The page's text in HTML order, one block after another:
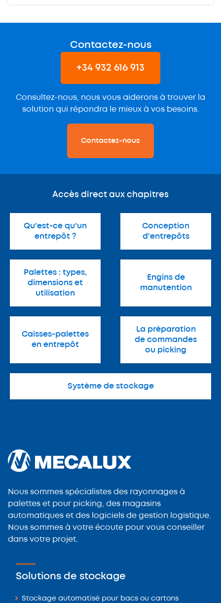
Contactez-nous
+34 932 616 913
Consultez-nous, nous vous aiderons à trouver la
solution qui répondra le mieux à vos besoins.
Contactez-nous
Accès direct aux chapitres
Qu'est-ce qu'un
entrepôt ?
Conception
d'entrepôts
Palettes : types,
dimensions et
utilisation
Engins de
manutention
Caisses-palettes
en entrepôt
La préparation
de commandes
ou picking
Système de stockage
Nous sommes spécialistes des rayonnages à
palettes et pour picking, des magasins
automatiques et des logiciels de gestion logistique.
Nous sommes à votre écoute pour vous conseiller
dans votre projet.
Solutions de stockage
Stockage automatisé pour bacs ou cartons